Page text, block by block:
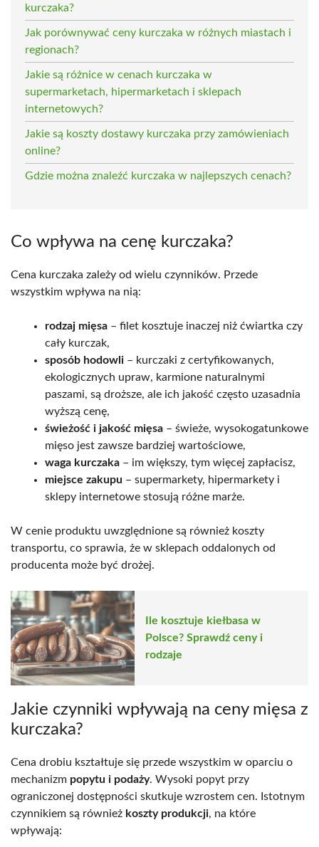
kurczaka?
Jak porównywać ceny kurczaka w różnych miastach i
regionach?
Jakie są różnice w cenach kurczaka w
supermarketach, hipermarketach i sklepach
internetowych?
Jakie są koszty dostawy kurczaka przy zamówieniach
online?
Gdzie można znaleźć kurczaka w najlepszych cenach?
Co wpływa na cenę kurczaka?
Cena kurczaka zależy od wielu czynników. Przede
wszystkim wpływa na nią:
rodzaj mięsa – filet kosztuje inaczej niż ćwiartka czy
cały kurczak,
sposób hodowli – kurczaki z certyfikowanych,
ekologicznych upraw, karmione naturalnymi
paszami, są droższe, ale ich jakość często uzasadnia
wyższą cenę,
świeżość i jakość mięsa – świeże, wysokogatunkowe
mięso jest zawsze bardziej wartościowe,
waga kurczaka – im większy, tym więcej zapłacisz,
miejsce zakupu – supermarkety, hipermarkety i
sklepy internetowe stosują różne marże.
W cenie produktu uwzględnione są również koszty
transportu, co sprawia, że w sklepach oddalonych od
producenta może być drożej.
Ile kosztuje kiełbasa w
Polsce? Sprawdź ceny i
rodzaje
Jakie czynniki wpływają na ceny mięsa z
kurczaka?
Cena drobiu kształtuje się przede wszystkim w oparciu o
mechanizm popytu i podaży. Wysoki popyt przy
ograniczonej dostępności skutkuje wzrostem cen. Istotnym
czynnikiem są również koszty produkcji, na które
wpływają: